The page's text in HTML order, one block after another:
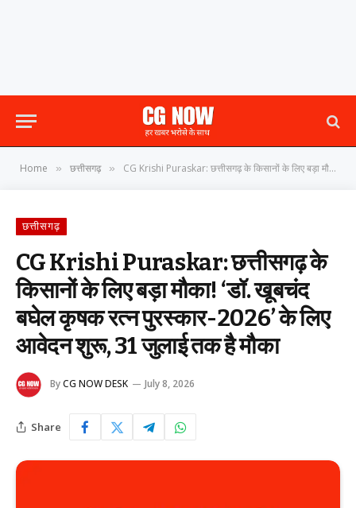
Home » छत्तीसगढ़ » CG Krishi Puraskar: छत्तीसगढ़ के किसानों के लिए बड़ा मौका! ‘डॉ. खूबचंद बघेल कृषक रत्न पुरस्कार-2026’ के लिए आवेदन शुरू, 31 जुलाई तक है मौका
छत्तीसगढ़
CG Krishi Puraskar: छत्तीसगढ़ के
किसानों के लिए बड़ा मौका! ‘डॉ. खूबचंद
बघेल कृषक रत्न पुरस्कार-2026’ के लिए
आवेदन शुरू, 31 जुलाई तक है मौका
ByCG NOW DESK July 8, 2026
Share